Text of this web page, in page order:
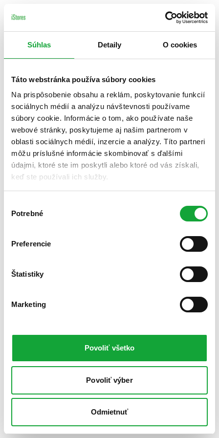
Súhlas Detaily O cookies
Táto webstránka používa súbory cookies
Na prispôsobenie obsahu a reklám, poskytovanie funkcií
sociálnych médií a analýzu návštevnosti používame
súbory cookie. Informácie o tom, ako používate naše
webové stránky, poskytujeme aj našim partnerom v
oblasti sociálnych médií, inzercie a analýzy. Títo partneri
môžu príslušné informácie skombinovať s ďalšími
údajmi, ktoré ste im poskytli alebo ktoré od vás získali,
keď ste používali ich služby.
súhlasu
Potrebné
Preferencie
Štatistiky
Marketing
Povoliť všetko
Povoliť výber
Odmietnuť